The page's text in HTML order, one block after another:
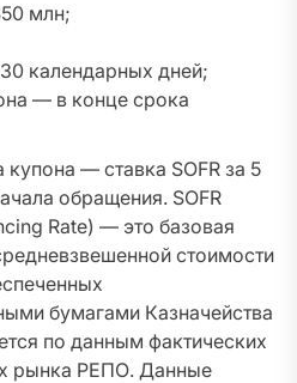
млн;
календарных дней;
— в конце срока
— ставка SOFR за 5
обращения. SOFR
Rate) — это базовая
стоимости
бумагами Казначейства
по данным фактических
рынка РЕПО. Данные